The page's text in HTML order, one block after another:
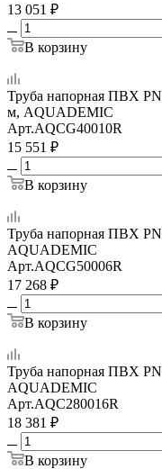
13 051 ₽
В корзину
Труба напорная ПВХ
м, AQUADEMIC
Арт.AQCG40010R
15 551 ₽
В корзину
Труба напорная ПВХ
AQUADEMIC
Арт.AQCG50006R
17 268 ₽
В корзину
Труба напорная ПВХ
AQUADEMIC
Арт.AQC280016R
18 381 ₽
В корзину